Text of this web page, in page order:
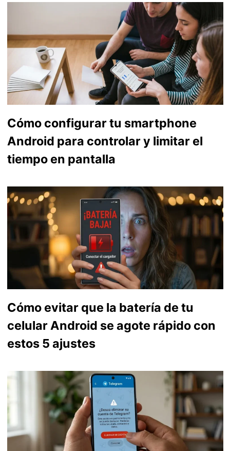
Cómo configurar tu smartphone
Android para controlar y limitar el
tiempo en pantalla
Cómo evitar que la batería de tu
celular Android se agote rápido con
estos 5 ajustes